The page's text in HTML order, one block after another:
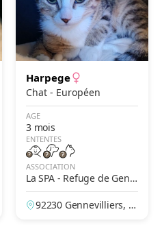
Harpege
Chat - Européen
AGE
3 mois
ENTENTES
ASSOCIATION
La SPA - Refuge de Genn
evilliers – Grammont
92230 Gennevilliers, H